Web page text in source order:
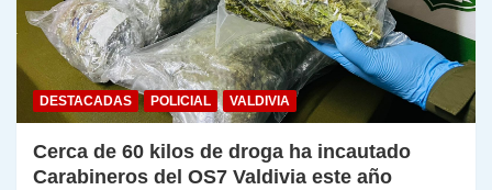
DESTACADAS POLICIAL VALDIVIA
Cerca de 60 kilos de droga ha incautado
Carabineros del OS7 Valdivia este año